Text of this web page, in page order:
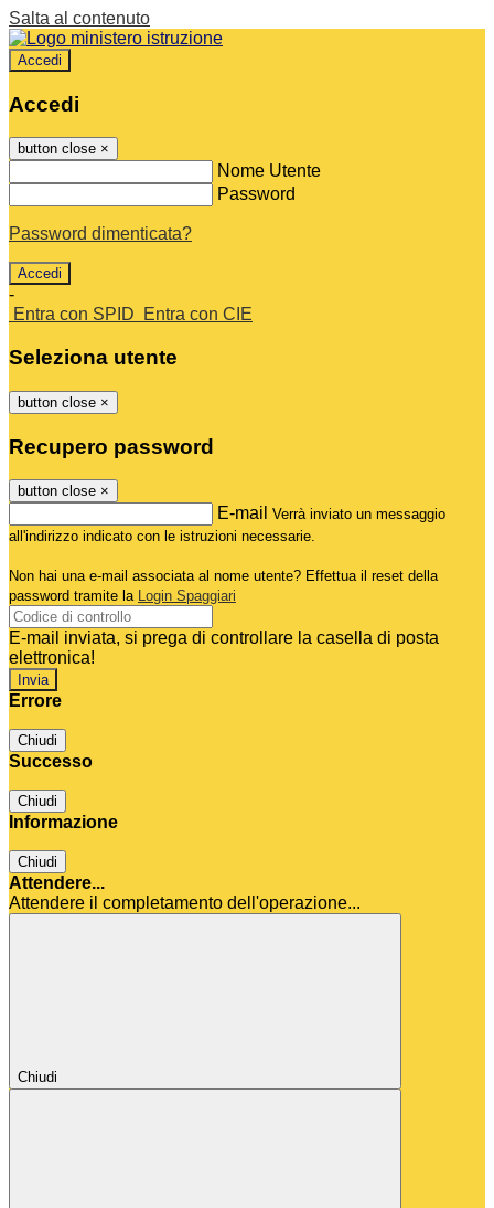
Salta al contenuto
Accedi
Accedi
button close ×
Nome Utente
Password
Password dimenticata?
-
Entra con SPID
Entra con CIE
Seleziona utente
button close ×
Recupero password
button close ×
E-mail Verrà inviato un messaggio
all'indirizzo indicato con le istruzioni necessarie.
Non hai una e-mail associata al nome utente? Effettua il reset della
password tramite la Login Spaggiari
E-mail inviata, si prega di controllare la casella di posta
elettronica!
Errore
Chiudi
Successo
Chiudi
Informazione
Chiudi
Attendere...
Attendere il completamento dell'operazione...
Chiudi